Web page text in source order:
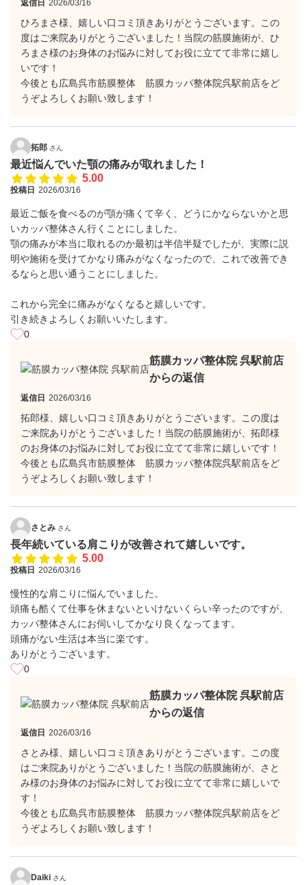
返信日 2026/03/16
ひろまさ様、嬉しい口コミ頂きありがとうございます。この
度はご来院ありがとうございました！当院の筋膜施術が、ひ
ろまさ様のお身体のお悩みに対してお役に立てて非常に嬉し
いです！
今後とも広島呉市筋膜整体 筋膜カッパ整体院呉駅前店をど
うぞよろしくお願い致します！
拓郎 さん
最近悩んでいた顎の痛みが取れました！
5.00
投稿日 2026/03/16
最近ご飯を食べるのが顎が痛くて辛く、どうにかならないかと思
いカッパ整体さん行くことにしました。
顎の痛みが本当に取れるのか最初は半信半疑でしたが、実際に説
明や施術を受けてかなり痛みがなくなったので、これで改善でき
るならと思い通うことにしました。
これから完全に痛みがなくなると嬉しいです。
引き続きよろしくお願いいたします。
0
筋膜カッパ整体院 呉駅前店
からの返信
返信日 2026/03/16
拓郎様、嬉しい口コミ頂きありがとうございます。この度は
ご来院ありがとうございました！当院の筋膜施術が、拓郎様
のお身体のお悩みに対してお役に立てて非常に嬉しいです！
今後とも広島呉市筋膜整体 筋膜カッパ整体院呉駅前店をど
うぞよろしくお願い致します！
さとみ さん
長年続いている肩こりが改善されて嬉しいです。
5.00
投稿日 2026/03/16
慢性的な肩こりに悩んでいました。
頭痛も酷くて仕事を休まないといけないくらい辛ったのですが、
カッパ整体さんにお伺いしてかなり良くなってます。
頭痛がない生活は本当に楽です。
ありがとうございます。
0
筋膜カッパ整体院 呉駅前店
からの返信
返信日 2026/03/16
さとみ様、嬉しい口コミ頂きありがとうございます。この度
はご来院ありがとうございました！当院の筋膜施術が、さと
み様のお身体のお悩みに対してお役に立てて非常に嬉しいで
す！
今後とも広島呉市筋膜整体 筋膜カッパ整体院呉駅前店をど
うぞよろしくお願い致します！
Daiki さん